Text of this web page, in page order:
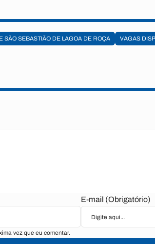
SÃO SEBASTIÃO DE LAGOA DE ROÇA VAGAS
E-mail (Obrigatório)
vez que eu comentar.